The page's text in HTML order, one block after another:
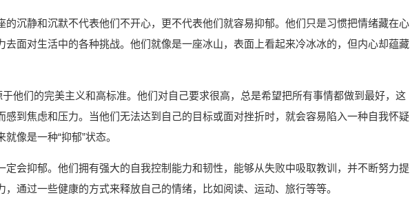
的沉静和沉默不代表他们不开心，更不代表他们就容易抑郁。他们只是习惯把情绪藏在心
去面对生活中的各种挑战。他们就像是一座冰山，表面上看起来冷冰冰的，但内心却蕴藏
于他们的完美主义和高标准。他们对自己要求很高，总是希望把所有事情都做到最好，这
感到焦虑和压力。当他们无法达到自己的目标或面对挫折时，就会容易陷入一种自我怀疑
像是一种“抑郁”状态。
定会抑郁。他们拥有强大的自我控制能力和韧性，能够从失败中吸取教训，并不断努力提
通过一些健康的方式来释放自己的情绪，比如阅读、运动、旅行等等。